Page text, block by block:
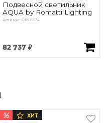
Подвесной светильник
AQUA by Romatti Lighting
Артикул: OPD6574
82 737 ₽
% ХИТ